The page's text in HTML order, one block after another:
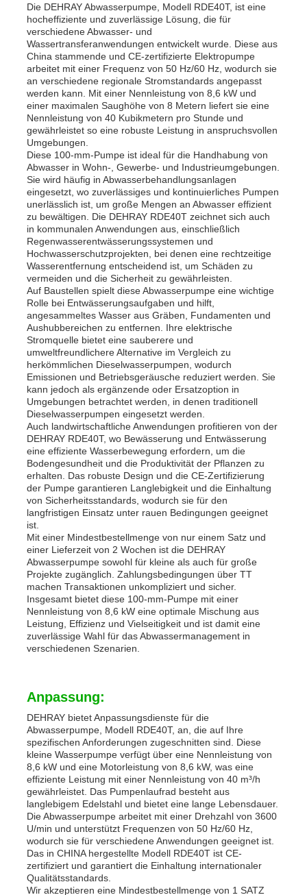
Die DEHRAY Abwasserpumpe, Modell RDE40T, ist eine
hocheffiziente und zuverlässige Lösung, die für
verschiedene Abwasser- und
Wassertransferanwendungen entwickelt wurde. Diese aus
China stammende und CE-zertifizierte Elektropumpe
arbeitet mit einer Frequenz von 50 Hz/60 Hz, wodurch sie
an verschiedene regionale Stromstandards angepasst
werden kann. Mit einer Nennleistung von 8,6 kW und
einer maximalen Saughöhe von 8 Metern liefert sie eine
Nennleistung von 40 Kubikmetern pro Stunde und
gewährleistet so eine robuste Leistung in anspruchsvollen
Umgebungen.
Diese 100-mm-Pumpe ist ideal für die Handhabung von
Abwasser in Wohn-, Gewerbe- und Industrieumgebungen.
Sie wird häufig in Abwasserbehandlungsanlagen
eingesetzt, wo zuverlässiges und kontinuierliches Pumpen
unerlässlich ist, um große Mengen an Abwasser effizient
zu bewältigen. Die DEHRAY RDE40T zeichnet sich auch
in kommunalen Anwendungen aus, einschließlich
Regenwasserentwässerungssystemen und
Hochwasserschutzprojekten, bei denen eine rechtzeitige
Wasserentfernung entscheidend ist, um Schäden zu
vermeiden und die Sicherheit zu gewährleisten.
Auf Baustellen spielt diese Abwasserpumpe eine wichtige
Rolle bei Entwässerungsaufgaben und hilft,
angesammeltes Wasser aus Gräben, Fundamenten und
Aushubbereichen zu entfernen. Ihre elektrische
Stromquelle bietet eine sauberere und
umweltfreundlichere Alternative im Vergleich zu
herkömmlichen Dieselwasserpumpen, wodurch
Emissionen und Betriebsgeräusche reduziert werden. Sie
kann jedoch als ergänzende oder Ersatzoption in
Umgebungen betrachtet werden, in denen traditionell
Dieselwasserpumpen eingesetzt werden.
Auch landwirtschaftliche Anwendungen profitieren von der
DEHRAY RDE40T, wo Bewässerung und Entwässerung
eine effiziente Wasserbewegung erfordern, um die
Bodengesundheit und die Produktivität der Pflanzen zu
erhalten. Das robuste Design und die CE-Zertifizierung
der Pumpe garantieren Langlebigkeit und die Einhaltung
von Sicherheitsstandards, wodurch sie für den
langfristigen Einsatz unter rauen Bedingungen geeignet
ist.
Mit einer Mindestbestellmenge von nur einem Satz und
einer Lieferzeit von 2 Wochen ist die DEHRAY
Abwasserpumpe sowohl für kleine als auch für große
Projekte zugänglich. Zahlungsbedingungen über TT
machen Transaktionen unkompliziert und sicher.
Insgesamt bietet diese 100-mm-Pumpe mit einer
Nennleistung von 8,6 kW eine optimale Mischung aus
Leistung, Effizienz und Vielseitigkeit und ist damit eine
zuverlässige Wahl für das Abwassermanagement in
verschiedenen Szenarien.
Anpassung:
DEHRAY bietet Anpassungsdienste für die
Abwasserpumpe, Modell RDE40T, an, die auf Ihre
spezifischen Anforderungen zugeschnitten sind. Diese
kleine Wasserpumpe verfügt über eine Nennleistung von
8,6 kW und eine Motorleistung von 8,6 kW, was eine
effiziente Leistung mit einer Nennleistung von 40 m³/h
gewährleistet. Das Pumpenlaufrad besteht aus
langlebigem Edelstahl und bietet eine lange Lebensdauer.
Die Abwasserpumpe arbeitet mit einer Drehzahl von 3600
U/min und unterstützt Frequenzen von 50 Hz/60 Hz,
wodurch sie für verschiedene Anwendungen geeignet ist.
Das in CHINA hergestellte Modell RDE40T ist CE-
zertifiziert und garantiert die Einhaltung internationaler
Qualitätsstandards.
Wir akzeptieren eine Mindestbestellmenge von 1 SATZ